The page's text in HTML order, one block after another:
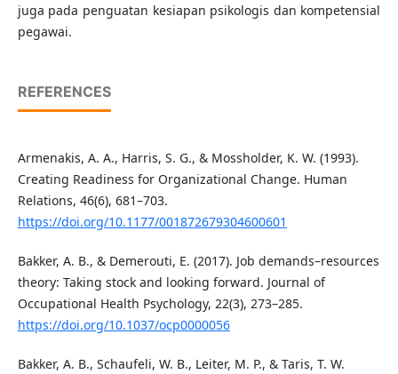
juga pada penguatan kesiapan psikologis dan kompetensial
pegawai.
REFERENCES
Armenakis, A. A., Harris, S. G., & Mossholder, K. W. (1993).
Creating Readiness for Organizational Change. Human
Relations, 46(6), 681–703.
https://doi.org/10.1177/001872679304600601
Bakker, A. B., & Demerouti, E. (2017). Job demands–resources
theory: Taking stock and looking forward. Journal of
Occupational Health Psychology, 22(3), 273–285.
https://doi.org/10.1037/ocp0000056
Bakker, A. B., Schaufeli, W. B., Leiter, M. P., & Taris, T. W.